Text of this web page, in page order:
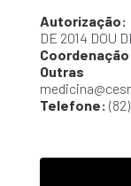
Autorização:
DE 2014 DOU
Outras
Telefone: